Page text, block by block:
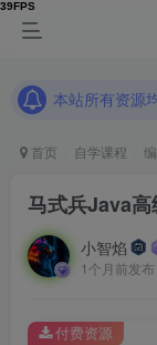
本站所有资
本站所有资源
首页 自学课程
马式兵Java
小智焰
1个月前发布
付费资源